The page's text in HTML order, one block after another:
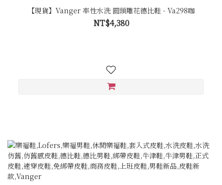
【現貨】Vanger 率性水洗 圓頭雕花德比鞋 - Va298咖
NT$4,380